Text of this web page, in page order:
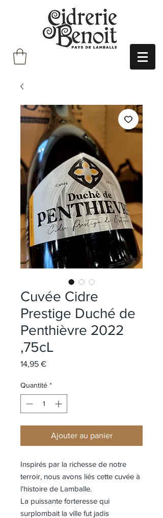
Cuvée Cidre
Prestige Duché de
Penthièvre 2022
,75cL
14,95 €Prix
Quantité *
Ajouter au panier
Inspirés par la richesse de notre
terroir, nous avons liés cette cuvée à
l'histoire de Lamballe.
La puissante forteresse qui
surplombait la ville fut jadis